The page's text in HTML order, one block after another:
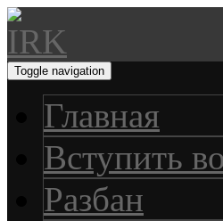
Toggle navigation
Главная
Вступить
Разбан